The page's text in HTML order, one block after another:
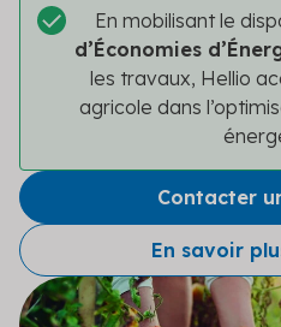
En mobilisant le
d’Économies
les travaux, Hellio
agricole dans
Contacter
En savoir